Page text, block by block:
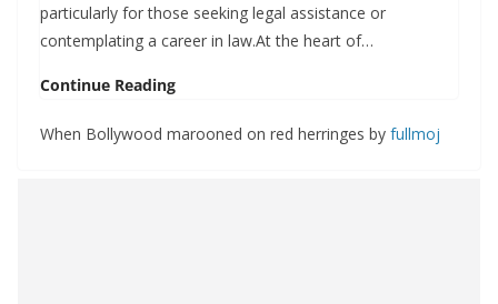
particularly for those seeking legal assistance or
contemplating a career in law.At the heart of…
Continue Reading
When Bollywood marooned on red herringes by fullmoj